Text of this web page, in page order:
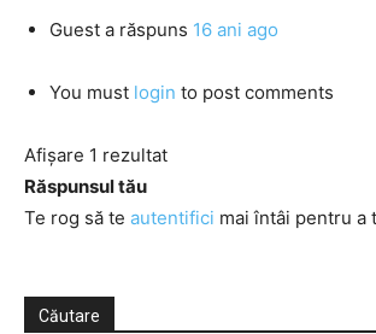
Guest a răspuns 16 ani ago
You must login to post comments
Afișare 1 rezultat
Răspunsul tău
Te rog să te autentifici mai întâi pentru a
Căutare